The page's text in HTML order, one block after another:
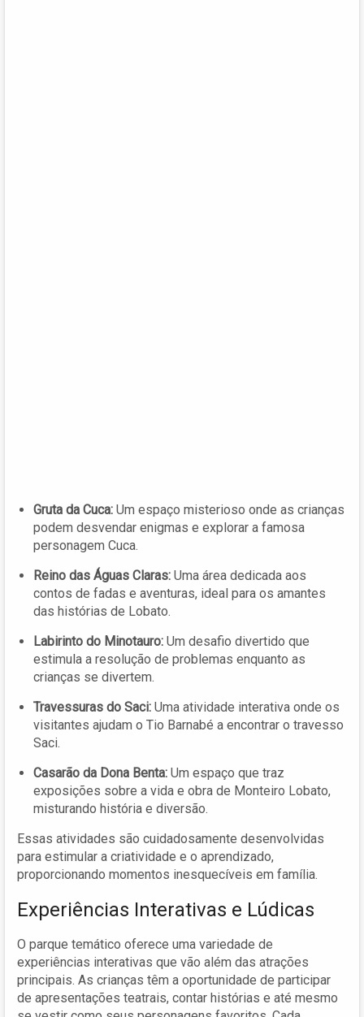
Gruta da Cuca: Um espaço misterioso onde as crianças
podem desvendar enigmas e explorar a famosa
personagem Cuca.
Reino das Águas Claras: Uma área dedicada aos
contos de fadas e aventuras, ideal para os amantes
das histórias de Lobato.
Labirinto do Minotauro: Um desafio divertido que
estimula a resolução de problemas enquanto as
crianças se divertem.
Travessuras do Saci: Uma atividade interativa onde os
visitantes ajudam o Tio Barnabé a encontrar o travesso
Saci.
Casarão da Dona Benta: Um espaço que traz
exposições sobre a vida e obra de Monteiro Lobato,
misturando história e diversão.
Essas atividades são cuidadosamente desenvolvidas
para estimular a criatividade e o aprendizado,
proporcionando momentos inesquecíveis em família.
Experiências Interativas e Lúdicas
O parque temático oferece uma variedade de
experiências interativas que vão além das atrações
principais. As crianças têm a oportunidade de participar
de apresentações teatrais, contar histórias e até mesmo